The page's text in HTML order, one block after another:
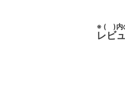
※ ( )内
レビ